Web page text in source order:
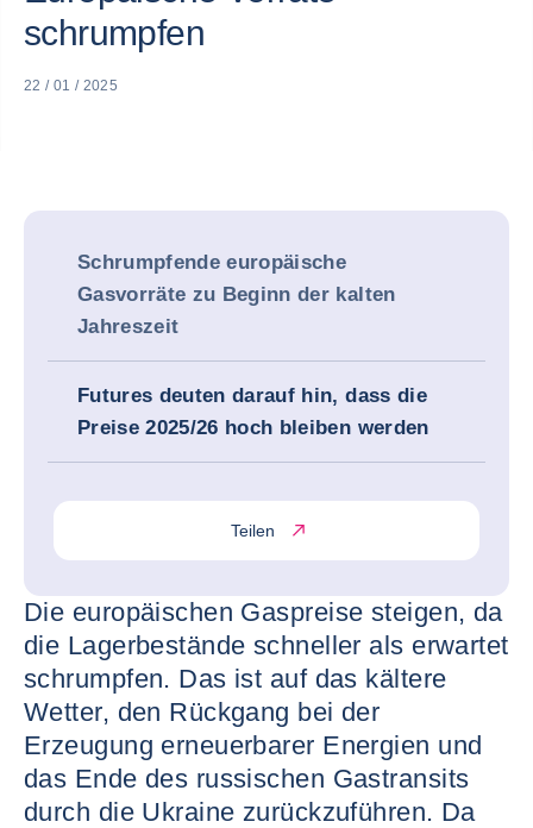
schrumpfen
22 / 01 / 2025
Schrumpfende europäische
Gasvorräte zu Beginn der kalten
Jahreszeit
Futures deuten darauf hin, dass die
Preise 2025/26 hoch bleiben werden
Teilen
Die europäischen Gaspreise steigen, da
die Lagerbestände schneller als erwartet
schrumpfen. Das ist auf das kältere
Wetter, den Rückgang bei der
Erzeugung erneuerbarer Energien und
das Ende des russischen Gastransits
durch die Ukraine zurückzuführen. Da